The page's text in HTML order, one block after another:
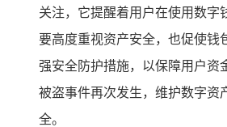
关注，它提醒着用户在使用数字
要高度重视资产安全，也促使钱
强安全防护措施，以保障用户资
被盗事件再次发生，维护数字资
全。